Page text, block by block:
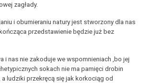
zagłady.
i obumieraniu natury jest stworzony dla nas
przedstawienie będzie już bez
i nas nie zakoduje we wspomnieniach ,bo jej
sokach nie ma pamięci drobin
ludziki przekręcą się jak korkociąg od